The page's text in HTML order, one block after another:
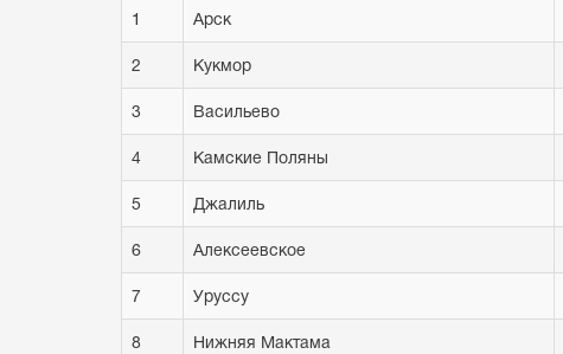
1 Арск
2 Кукмор
3 Васильево
4 Камские Поляны
5 Джалиль
6 Алексеевское
7 Уруссу
8 Нижняя Мактама